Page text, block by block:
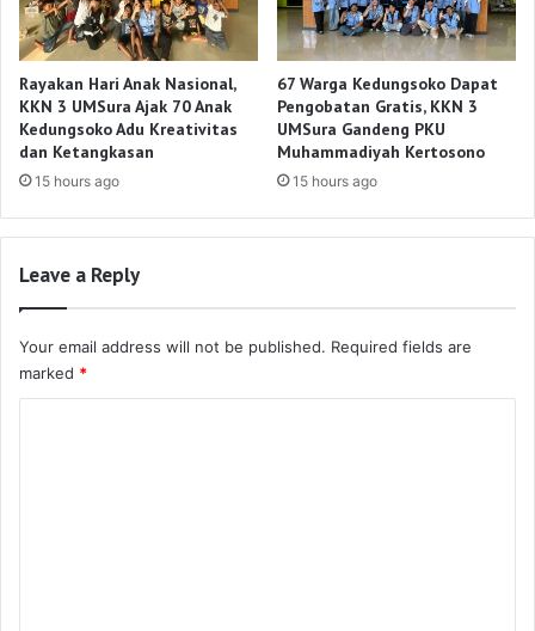
Rayakan Hari Anak Nasional,
KKN 3 UMSura Ajak 70 Anak
Kedungsoko Adu Kreativitas
dan Ketangkasan
15 hours ago
67 Warga Kedungsoko Dapat
Pengobatan Gratis, KKN 3
UMSura Gandeng PKU
Muhammadiyah Kertosono
15 hours ago
Leave a Reply
Your email address will not be published. Required fields are
marked *